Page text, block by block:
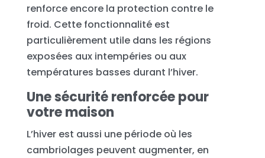
renforce encore la protection contre le
froid. Cette fonctionnalité est
particulièrement utile dans les régions
exposées aux intempéries ou aux
températures basses durant l’hiver.
Une sécurité renforcée pour
votre maison
L’hiver est aussi une période où les
cambriolages peuvent augmenter, en